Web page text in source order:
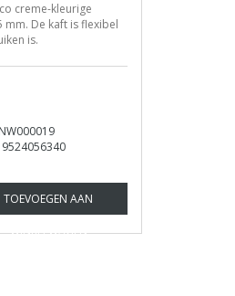
creme-kleurige
mm. De kaft is flexibel
is.
TOEVOEGEN AAN
WINKELWAGEN